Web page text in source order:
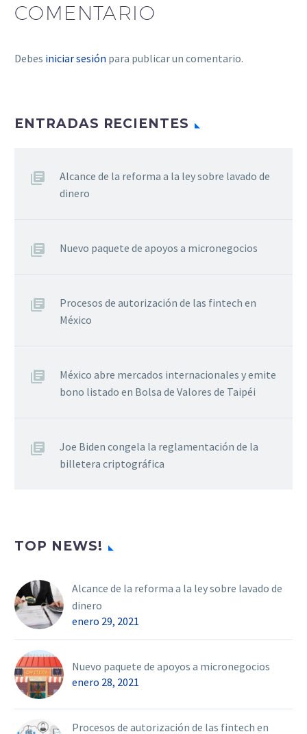
COMENTARIO
Debes iniciar sesión para publicar un comentario.
ENTRADAS RECIENTES
Alcance de la reforma a la ley sobre lavado de
dinero
Nuevo paquete de apoyos a micronegocios
Procesos de autorización de las fintech en
México
México abre mercados internacionales y emite
bono listado en Bolsa de Valores de Taipéi
Joe Biden congela la reglamentación de la
billetera criptográfica
TOP NEWS!
Alcance de la reforma a la ley sobre lavado de
dinero
enero 29, 2021
Nuevo paquete de apoyos a micronegocios
enero 28, 2021
Procesos de autorización de las fintech en